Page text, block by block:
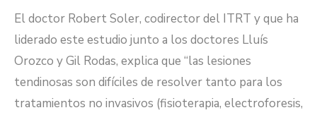
El doctor Robert Soler, codirector del ITRT y que ha
liderado este estudio junto a los doctores Lluís
Orozco y Gil Rodas, explica que “las lesiones
tendinosas son difíciles de resolver tanto para los
tratamientos no invasivos (fisioterapia, electroforesis,